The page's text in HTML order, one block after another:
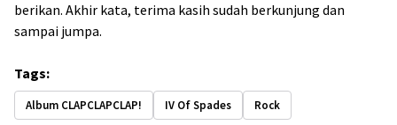
berikan. Akhir kata, terima kasih sudah berkunjung dan
sampai jumpa.
Tags:
Album CLAPCLAPCLAP! IV Of Spades Rock